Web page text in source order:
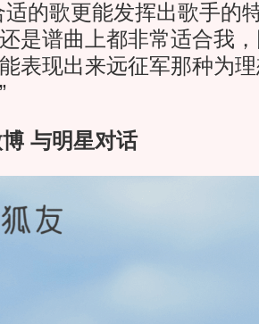
适的歌更能发挥出歌手的
是谱曲上都非常适合我
表现出来远征军那种为
与明星对话